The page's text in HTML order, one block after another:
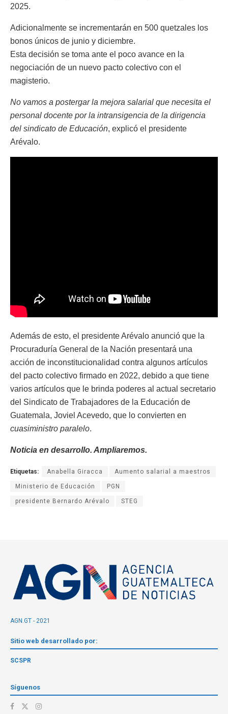
2025.
Adicionalmente se incrementarán en 500 quetzales los
bonos únicos de junio y diciembre.
Esta decisión se toma ante el poco avance en la
negociación de un nuevo pacto colectivo con el
magisterio.
No vamos a postergar la mejora salarial que necesita el
personal docente por la intransigencia de la dirigencia
del sindicato de Educación, explicó el presidente
Arévalo.
Además de esto, el presidente Arévalo anunció que la
Procuraduría General de la Nación presentará una
acción de inconstitucionalidad contra algunos artículos
del pacto colectivo firmado en 2022, debido a que tiene
varios artículos que le brinda poderes al actual secretario
del Sindicato de Trabajadores de la Educación de
Guatemala, Joviel Acevedo, que lo convierten en
cuasiministro paralelo.
Noticia en desarrollo. Ampliaremos.
Etiquetas: Anabella Giracca Aumento salarial a maestros
Ministerio de Educación PGN
presidente Bernardo Arévalo STEG
AGN.GT - 2021
Sitio web desarrollado por:
SCSPR
Síguenos